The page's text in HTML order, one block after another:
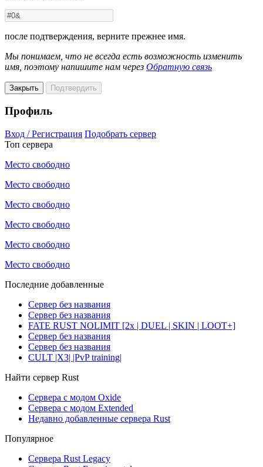
после подтверждения, верните прежнее имя.
Мы понимаем, что не всегда есть возможность изменить
имя, поэтому напишите нам через Обратную связь
Закрыть Подтвердить
Профиль
Вход / Регистрация Подобрать сервер
Топ сервера
Место свободно
Место свободно
Место свободно
Место свободно
Место свободно
Место свободно
Последние добавленные
Сервер без названия
Сервер без названия
FATE RUST NOLIMIT [2x | DUEL | SKIN | LOOT+]
Сервер без названия
Сервер без названия
CULT |X3| |PvP training|
Найти сервер Rust
Сервера с модом Oxide
Сервера с модом Extended
Недавно добавленные сервера Rust
Популярное
Сервера Rust Legacy